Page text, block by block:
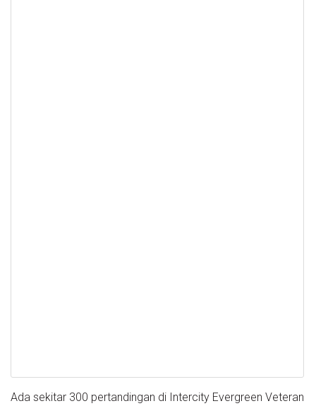
Ada sekitar 300 pertandingan di Intercity Evergreen Veteran